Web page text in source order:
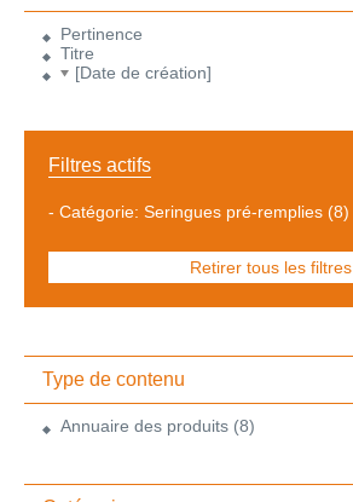
Pertinence
Titre
[Date de création]
Filtres actifs
- Catégorie: Seringues pré-remplies (8)
Retirer tous les filtres
Type de contenu
Annuaire des produits (8)